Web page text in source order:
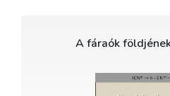
A fáraók